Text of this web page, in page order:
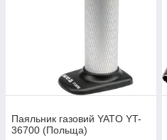
Паяльник газовий YATO YT-
36700 (Польща)